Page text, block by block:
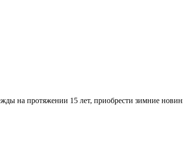
на протяжении 15 лет, приобрести зимние